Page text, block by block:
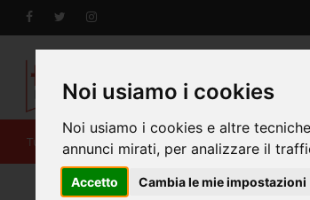
Noi usiamo i cookies
Noi usiamo i cookies e altre
annunci mirati, per analizzare il
Accetto Cambia le mie impostazioni
Tutti i prodotti Cataloghi, riviste e libri
Home TEST RISTAMPA